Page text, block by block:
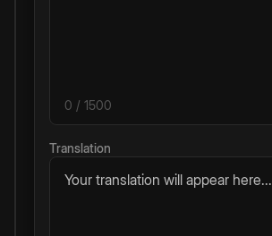
0 / 1500
Translation
Your translation will appear here...